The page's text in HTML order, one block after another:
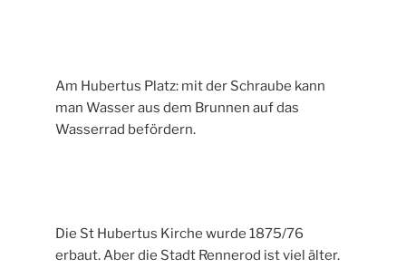
Am Hubertus Platz: mit der Schraube kann
man Wasser aus dem Brunnen auf das
Wasserrad befördern.
Die St Hubertus Kirche wurde 1875/76
erbaut. Aber die Stadt Rennerod ist viel älter.